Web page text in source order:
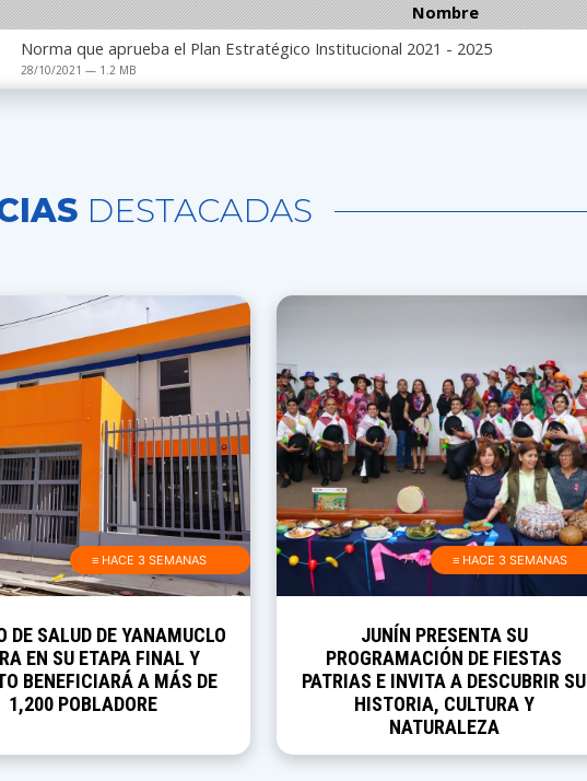
Nombre
Norma que aprueba el Plan Estratégico Institucional 2021 - 2025
28/10/2021 — 1.2 MB
DESTACADAS
≡ HACE 3 SEMANAS
DE SALUD DE YANAMUCLO
EN SU ETAPA FINAL Y
BENEFICIARÁ A MÁS DE
1,200 POBLADORE
≡ HACE 3 SEMANAS
JUNÍN PRESENTA SU
PROGRAMACIÓN DE FIESTAS
PATRIAS E INVITA A DESCUBRIR SU
HISTORIA, CULTURA Y
NATURALEZA